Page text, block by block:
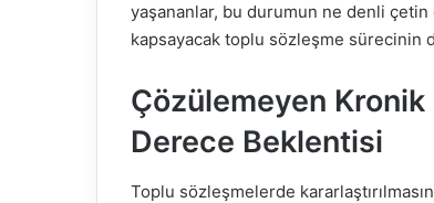
yaşananlar, bu durumun ne denli
kapsayacak toplu sözleşme sürecinin
Çözülemeyen
Derece Beklentisi
Toplu sözleşmelerde